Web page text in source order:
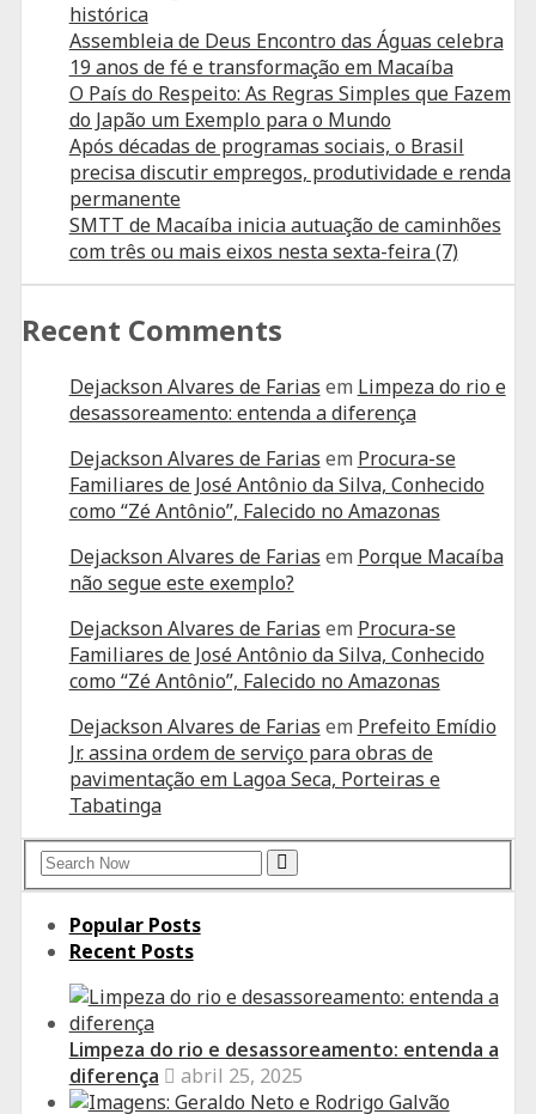
histórica
Assembleia de Deus Encontro das Águas celebra
19 anos de fé e transformação em Macaíba
O País do Respeito: As Regras Simples que Fazem
do Japão um Exemplo para o Mundo
Após décadas de programas sociais, o Brasil
precisa discutir empregos, produtividade e renda
permanente
SMTT de Macaíba inicia autuação de caminhões
com três ou mais eixos nesta sexta-feira (7)
Recent Comments
Dejackson Alvares de Farias em Limpeza do rio e
desassoreamento: entenda a diferença
Dejackson Alvares de Farias em Procura-se
Familiares de José Antônio da Silva, Conhecido
como “Zé Antônio”, Falecido no Amazonas
Dejackson Alvares de Farias em Porque Macaíba
não segue este exemplo?
Dejackson Alvares de Farias em Procura-se
Familiares de José Antônio da Silva, Conhecido
como “Zé Antônio”, Falecido no Amazonas
Dejackson Alvares de Farias em Prefeito Emídio
Jr. assina ordem de serviço para obras de
pavimentação em Lagoa Seca, Porteiras e
Tabatinga
Search
for:
Search
Popular Posts
Recent Posts
Limpeza do rio e desassoreamento: entenda a
diferença
abril 25, 2025